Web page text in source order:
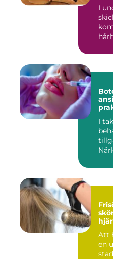
I
Att
en